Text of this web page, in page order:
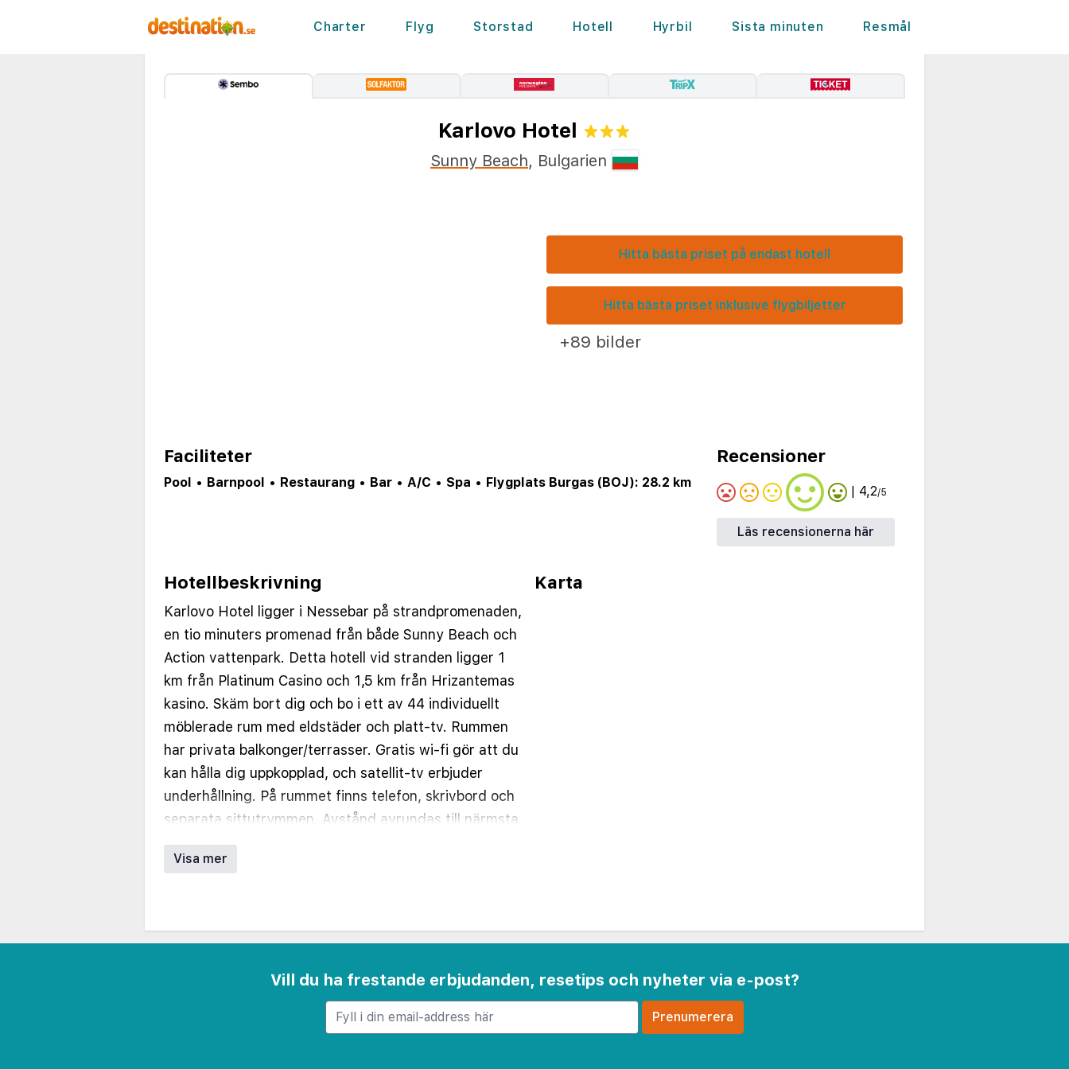
Charter Flyg Storstad Hotell Hyrbil Sista minuten Resmål
Karlovo Hotel
Sunny Beach, Bulgarien
Hitta bästa priset på endast hotell
Hitta bästa priset inklusive flygbiljetter
+89 bilder
Faciliteter
Pool • Barnpool • Restaurang • Bar • A/C • Spa • Flygplats Burgas (BOJ): 28.2 km
Recensioner
| 4,2/5
Läs recensionerna här
Hotellbeskrivning
Karlovo Hotel ligger i Nessebar på strandpromenaden,
en tio minuters promenad från både Sunny Beach och
Action vattenpark. Detta hotell vid stranden ligger 1
km från Platinum Casino och 1,5 km från Hrizantemas
kasino. Skäm bort dig och bo i ett av 44 individuellt
möblerade rum med eldstäder och platt-tv. Rummen
har privata balkonger/terrasser. Gratis wi-fi gör att du
kan hålla dig uppkopplad, och satellit-tv erbjuder
underhållning. På rummet finns telefon, skrivbord och
separata sittutrymmen. Avstånd avrundas till närmsta
decimal.
Sunny Beach - 0,5 km
Platinum Casino - 0,9 km
Hrizantemas kasino - 1,4 km
Södra Sunny Beach - 3,3 km
Sveti Vlas centrala strand - 4 km
Visa mer
Karta
Vill du ha frestande erbjudanden, resetips och nyheter via e-post?